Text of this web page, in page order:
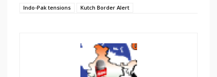
Indo-Pak tensions
Kutch Border Alert